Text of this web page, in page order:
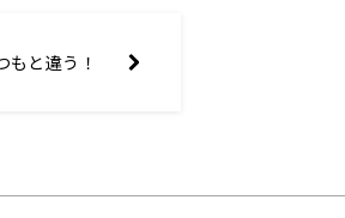
もと違う！